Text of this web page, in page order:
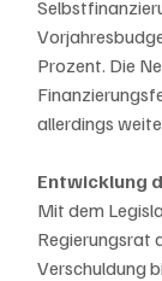
Prozent. Die
allerdings
Entwicklung
Mit dem
Regierungsrat
Verschuldung